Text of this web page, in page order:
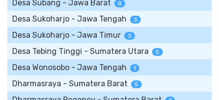
Desa Subang - Jawa Barat 8
Desa Sukoharjo - Jawa Tengah 3
Desa Sukoharjo - Jawa Timur 3
Desa Tebing Tinggi - Sumatera Utara 5
Desa Wonosobo - Jawa Tengah 1
Dharmasraya - Sumatera Barat 5